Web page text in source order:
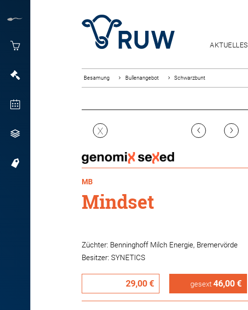
AKTUELLES
Besamung Bullenangebot Schwarzbunt
X ‹ ›
MB
Mindset
Züchter: Benninghoff Milch Energie, Bremervörde
Besitzer: SYNETICS
29,00 € gesext46,00 €